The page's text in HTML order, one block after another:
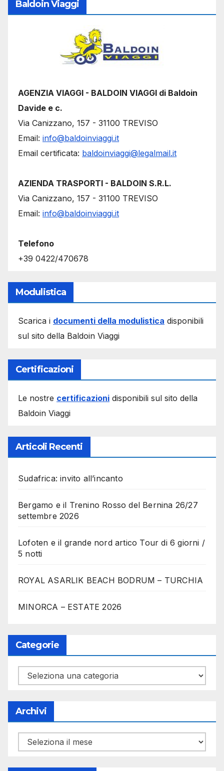
Baldoin Viaggi
AGENZIA VIAGGI - BALDOIN VIAGGI di Baldoin
Davide e c.
Via Canizzano, 157 - 31100 TREVISO
Email: info@baldoinviaggi.it
Email certificata: baldoinviaggi@legalmail.it
AZIENDA TRASPORTI - BALDOIN S.R.L.
Via Canizzano, 157 - 31100 TREVISO
Email: info@baldoinviaggi.it
Telefono
+39 0422/470678
Modulistica
Scarica i documenti della modulistica disponibili
sul sito della Baldoin Viaggi
Certificazioni
Le nostre certificazioni disponibili sul sito della
Baldoin Viaggi
Articoli Recenti
Sudafrica: invito all’incanto
Bergamo e il Trenino Rosso del Bernina 26/27
settembre 2026
Lofoten e il grande nord artico Tour di 6 giorni /
5 notti
ROYAL ASARLIK BEACH BODRUM – TURCHIA
MINORCA – ESTATE 2026
Categorie
Categorie
Archivi
Archivi